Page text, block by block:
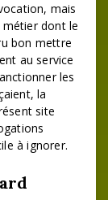
mais
métier dont le
bon mettre
au service
les
la
site
à ignorer.